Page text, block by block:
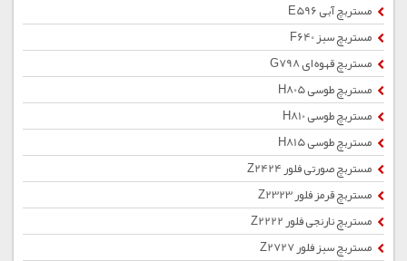
مستربچ آبی E596
مستربچ سبز F640
مستربچ قهوه ای G798
مستربچ طوسی H805
مستربچ طوسی H810
مستربچ طوسی H815
مستربچ صورتی فلور Z2424
مستربچ قرمز فلور Z2323
مستربچ نارنجی فلور Z2222
مستربچ سبز فلور Z2727